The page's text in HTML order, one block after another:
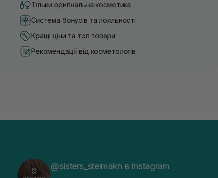
Тільки оригінальна косметика
Система бонусів та лояльності
Кращі ціни та топ товари
Рекомендації від косметологів
@sisters_stelmakh в Instagram